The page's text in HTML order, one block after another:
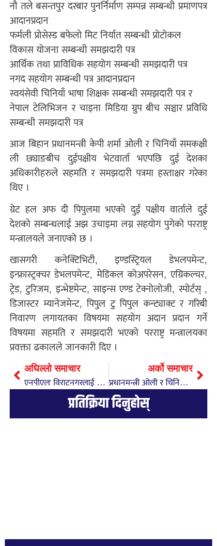
नौ तले बसन्तपुर दरबार पुनर्निर्माण सम्पन्न सम्बन्धी प्रमाणपत्र
आदानप्रदान
फर्मली प्रोसेस्ड बफेलो मिट निर्यात सम्बन्धी प्रोटोकल
विकास योजना सम्बन्धी समझदारी पत्र
आर्थिक तथा प्राविधिक सहयोग सम्बन्धी समझदारी पत्र
नगद सहयोग सम्बन्धी पत्र आदानप्रदान
स्वयंसेवी चिनियाँ भाषा शिक्षक सम्बन्धी समझदारी पत्र र
नेपाल टेलिभिजन र चाइना मिडिया ग्रुप बीच सञ्चार प्रविधि
सम्बन्धी समझदारी पत्र
आज बिहान प्रधानमन्त्री केपी शर्मा ओली र चिनियाँ समकक्षी
ली छ्याङबीच दुईपक्षीय भेटवार्ता भएपछि दुई देशका
अधिकारीहरुले सहमति र समझदारी पत्रमा हस्ताक्षर गरेका
थिए ।
ग्रेट हल अफ दी पिपुलमा भएको दुई पक्षीय वार्ताले दुई
देशको सम्बन्धलाई अझ उचाइमा लग्न सहयोग पुगेको परराष्ट्र
मन्त्रालयले जनाएको छ ।
खासगरी कनेक्टिभिटी, इण्डस्ट्रियल डेभलपमेन्ट,
इन्फ्रास्ट्रक्चर डेभलपमेन्ट, मेडिकल कोअपरेसन, एग्रिकल्चर,
ट्रेड, टुरिजम, इन्भेष्टमेन्ट, साइन्स एण्ड टेक्नोलोजी, स्पोर्टस् ,
डिजास्टर म्यानेजमेन्ट, पिपुल टु पिपुल कन्ट्याक्ट र गरिबी
निवारण लगायतका विषयमा सहयोग अदान प्रदान गर्ने
विषयमा सहमति र समझदारी भएको परराष्ट्र मन्त्रालयका
प्रवक्ता ढकालले जानकारी दिए ।
अघिल्लो समाचार
एनपीएलः विराटनगरलाई ९० रनले पराजित गर्दै सुदूरपश्चिमको सानदार सुरुआत
अर्को समाचार
प्रधानमन्त्री ओली र चिनियाँ राष्ट्रपति सीबीच भेट
प्रतिक्रिया दिनुहोस्